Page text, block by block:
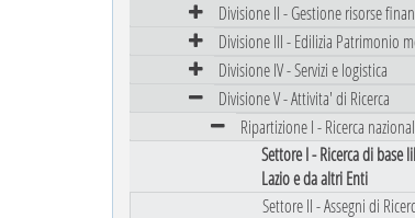
Divisione II - Gestione risorse
Divisione III - Edilizia Patrimonio
Divisione IV - Servizi e logistica
Divisione V - Attivita' di Ricerca
Ripartizione I - Ricerca
Settore I - Ricerca di base
Lazio e da altri Enti
Settore II - Assegni di